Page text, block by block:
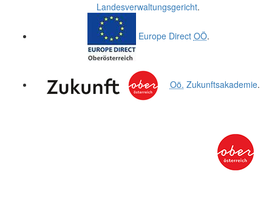
Landesverwaltungsgericht.
Europe Direct OÖ.
Oö. Zukunftsakademie.